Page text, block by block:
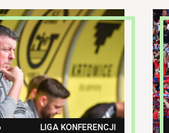
LIGA KONFERENCJI